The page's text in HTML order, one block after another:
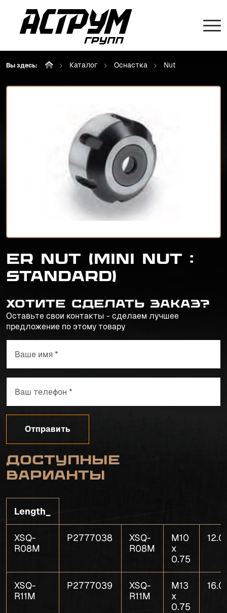
Вы здесь: Каталог Оснастка Nut
ER NUT (Mini Nut :
Standard)
Хотите сделать заказ?
Оставьте свои контакты - сделаем лучшее
предложение по этому товару
Отправить
Доступные
варианты
Length_
XSQ-
R08M
P2777038
XSQ-
R08M
M10
x
0.75
12.0
XSQ-
R11M
P2777039
XSQ-
R11M
M13
x
0.75
16.0